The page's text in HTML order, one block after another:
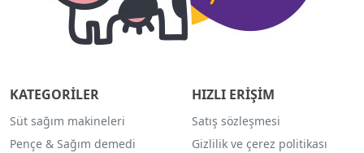
KATEGORİLER
Süt sağım makineleri
Pençe & Sağım demedi
HIZLI ERİŞİM
Satış sözleşmesi
Gizlilik ve çerez politikası